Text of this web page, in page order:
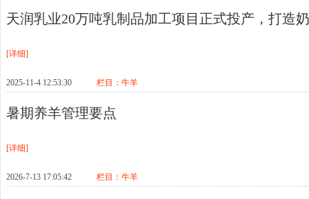
天润乳业20万吨乳制品加工项目正式投产，打造
[详细]
2025-11-4 12:53:30 栏目： 牛羊
暑期养羊管理要点
[详细]
2026-7-13 17:05:42 栏目： 牛羊